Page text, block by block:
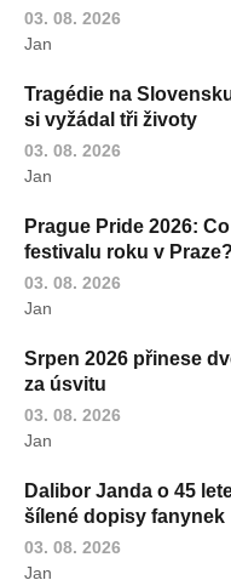
03. 08. 2026
Jan
Tragédie na
si vyžádal tři životy
03. 08. 2026
Jan
Prague Pride 2026:
festivalu roku v Praze?
03. 08. 2026
Jan
Srpen 2026 přinese
za úsvitu
03. 08. 2026
Jan
Dalibor Janda o 45
šílené dopisy fanynek
03. 08. 2026
Jan